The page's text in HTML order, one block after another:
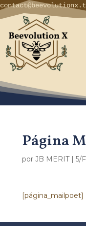
Página
por JB MERIT| 5/
[página_mailpoet]